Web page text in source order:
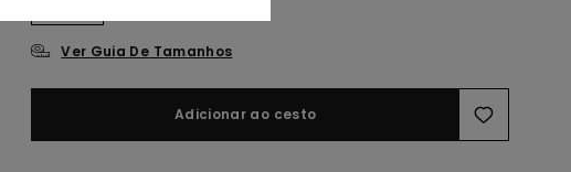
Ver Guia De Tamanhos
Adicionar ao cesto